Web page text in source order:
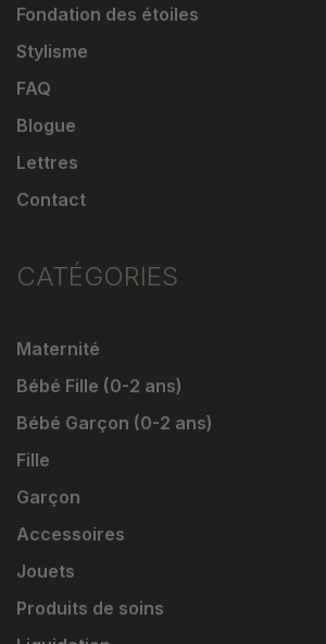
Fondation des étoiles
Stylisme
FAQ
Blogue
Lettres
Contact
CATÉGORIES
Maternité
Bébé Fille (0-2 ans)
Bébé Garçon (0-2 ans)
Fille
Garçon
Accessoires
Jouets
Produits de soins